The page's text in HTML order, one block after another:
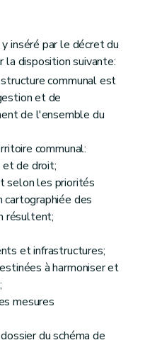
inséré par le décret du
disposition suivante:
communal est
et de
de l'ensemble du
communal:
de droit;
selon les priorités
cartographiée des
résultent;
et infrastructures;
à harmoniser et
mesures
du schéma de